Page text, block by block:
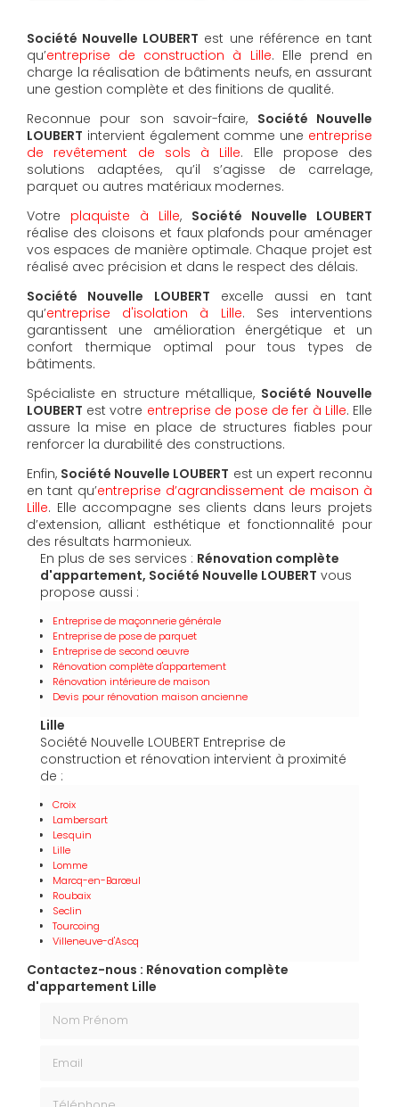
Société Nouvelle LOUBERT est une référence en tant
qu’entreprise de construction à Lille. Elle prend en
charge la réalisation de bâtiments neufs, en assurant
une gestion complète et des finitions de qualité.
Reconnue pour son savoir-faire, Société Nouvelle
LOUBERT intervient également comme une entreprise
de revêtement de sols à Lille. Elle propose des
solutions adaptées, qu’il s’agisse de carrelage,
parquet ou autres matériaux modernes.
Votre plaquiste à Lille, Société Nouvelle LOUBERT
réalise des cloisons et faux plafonds pour aménager
vos espaces de manière optimale. Chaque projet est
réalisé avec précision et dans le respect des délais.
Société Nouvelle LOUBERT excelle aussi en tant
qu’entreprise d'isolation à Lille. Ses interventions
garantissent une amélioration énergétique et un
confort thermique optimal pour tous types de
bâtiments.
Spécialiste en structure métallique, Société Nouvelle
LOUBERT est votre entreprise de pose de fer à Lille. Elle
assure la mise en place de structures fiables pour
renforcer la durabilité des constructions.
Enfin, Société Nouvelle LOUBERT est un expert reconnu
en tant qu’entreprise d’agrandissement de maison à
Lille. Elle accompagne ses clients dans leurs projets
d’extension, alliant esthétique et fonctionnalité pour
des résultats harmonieux.
En plus de ses services : Rénovation complète
d'appartement, Société Nouvelle LOUBERT vous
propose aussi :
Entreprise de maçonnerie générale
Entreprise de pose de parquet
Entreprise de second oeuvre
Rénovation complète d'appartement
Rénovation intérieure de maison
Devis pour rénovation maison ancienne
Lille
Société Nouvelle LOUBERT Entreprise de
construction et rénovation intervient à proximité
de :
Croix
Lambersart
Lesquin
Lille
Lomme
Marcq-en-Barœul
Roubaix
Seclin
Tourcoing
Villeneuve-d'Ascq
Contactez-nous : Rénovation complète
d'appartement Lille